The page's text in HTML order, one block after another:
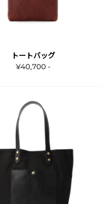
トートバッグ
¥40,700 -